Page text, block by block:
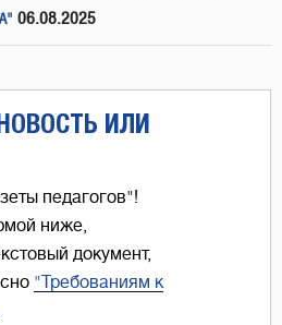
06.08.2025
ИЛИ
педагогов"!
ниже,
документ,
"Требованиям к